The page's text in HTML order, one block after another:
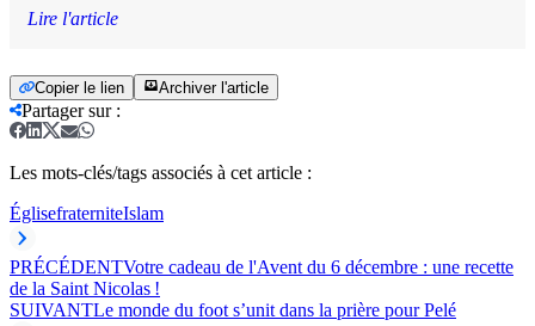
Lire l'article
Copier le lien Archiver l'article
Partager sur:
Les mots-clés/tags associés à cet article :
ÉglisefraterniteIslam
PRÉCÉDENTVotre cadeau de l'Avent du 6 décembre : une recette
de la Saint Nicolas !
SUIVANTLe monde du foot s’unit dans la prière pour Pelé